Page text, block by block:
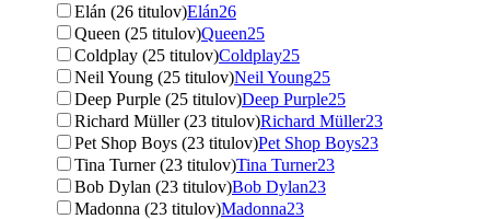
Elán (26 titulov)Elán26
Queen (25 titulov)Queen25
Coldplay (25 titulov)Coldplay25
Neil Young (25 titulov)Neil Young25
Deep Purple (25 titulov)Deep Purple25
Richard Müller (23 titulov)Richard Müller23
Pet Shop Boys (23 titulov)Pet Shop Boys23
Tina Turner (23 titulov)Tina Turner23
Bob Dylan (23 titulov)Bob Dylan23
Madonna (23 titulov)Madonna23